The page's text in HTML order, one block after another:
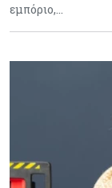
εμπόριο,…